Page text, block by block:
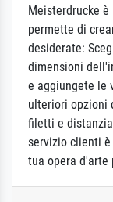
Meisterdrucke
permette di
desiderate:
dimensioni
e aggiungete le
ulteriori opzioni
filetti e
servizio clienti
tua opera d'arte